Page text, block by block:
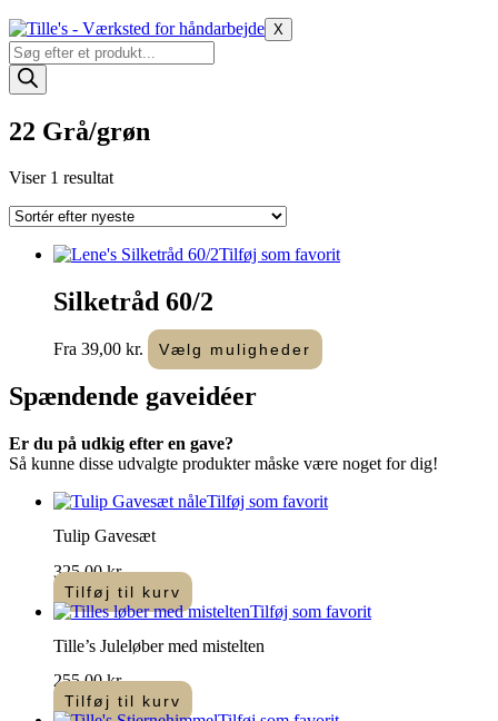
X
Products
search
22 Grå/grøn
Viser 1 resultat
Tilføj som favorit
Silketråd 60/2
Fra 39,00 kr. Vælg muligheder
vare
kan
på
Spændende gaveidéer
Er du på udkig efter en gave?
Så kunne disse udvalgte produkter måske være noget for dig!
Tilføj som favorit
Tulip Gavesæt
325,00kr.
Tilføj til kurv
Tilføj som favorit
Tille’s Juleløber med mistelten
255,00kr.
Tilføj til kurv